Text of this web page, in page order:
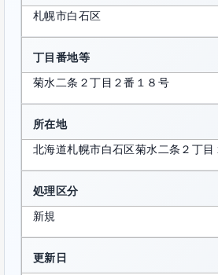
札幌市白石区
丁目番地等
菊水二条２丁目２番１８号
所在地
北海道札幌市白石区菊水二条２丁目
処理区分
新規
更新日